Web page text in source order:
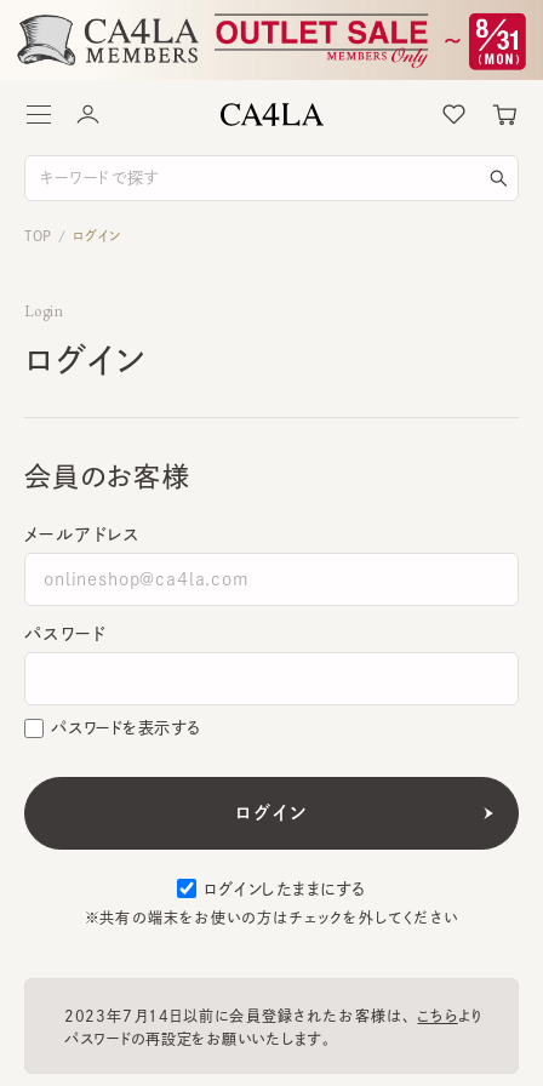
TOP / ログイン
Login
ログイン
会員のお客様
メールアドレス
パスワード
パスワードを表示する
ログインしたままにする
※共有の端末をお使いの方はチェックを外してください
2023年7月14日以前に会員登録されたお客様は、 こちらより
パスワードの再設定をお願いいたします。